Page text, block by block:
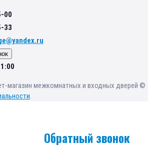
00
33
магазин межкомнатных и входных дверей ©
.
Обратный звонок